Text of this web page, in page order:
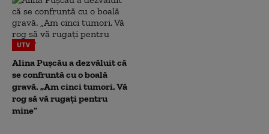
UTV
Alina Pușcău a dezvăluit că
se confruntă cu o boală
gravă. „Am cinci tumori. Vă
rog să vă rugați pentru
mine”